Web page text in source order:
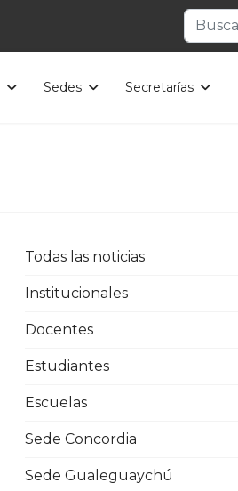
Buscar
Sedes Secretarías
Todas las noticias
Institucionales
Docentes
Estudiantes
Escuelas
Sede Concordia
Sede Gualeguaychú